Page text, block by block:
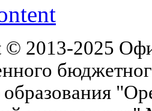
2013-2025